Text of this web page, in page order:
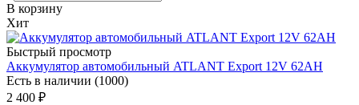
В корзину
Хит
Быстрый просмотр
Аккумулятор автомобильный ATLANT Export 12V 62AH
Есть в наличии (1000)
2 400 ₽